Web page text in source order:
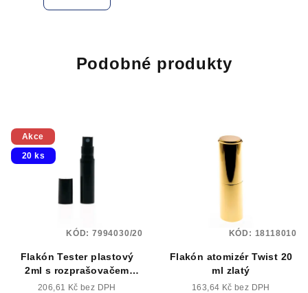
Podobné produkty
Akce
20 ks
Flakón Tester plastový
2ml s rozprašovačem
černý 20ks
206,61 Kč bez DPH
KÓD: 7994030/20
Flakón atomizér Twist 20
ml zlatý
163,64 Kč bez DPH
KÓD: 18118010